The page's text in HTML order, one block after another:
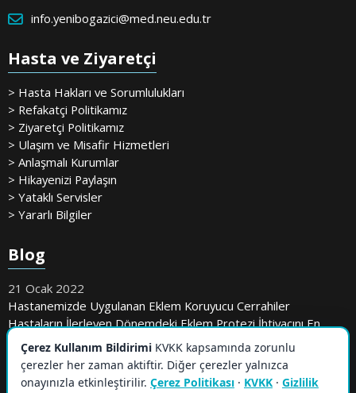
info.yenibogazici@med.neu.edu.tr
Hasta ve Ziyaretçi
> Hasta Hakları ve Sorumlulukları
> Refakatçi Politikamız
> Ziyaretçi Politikamız
> Ulaşım ve Misafir Hizmetleri
> Anlaşmalı Kurumlar
> Hikayenizi Paylaşın
> Yataklı Servisler
> Yararlı Bilgiler
Blog
21 Ocak 2022
Hastanemizde Uygulanan Eklem Koruyucu Cerrahiler
Hastaların İlerleyen Dönemdeki Eklem Protezi İhtiyacını En
Aza İndiriyor
Çerez Kullanım Bildirimi KVKK kapsamında zorunlu
çerezler her zaman aktiftir. Diğer çerezler yalnızca
onayınızla etkinleştirilir. Çerez Politikası · KVKK · Gizlilik